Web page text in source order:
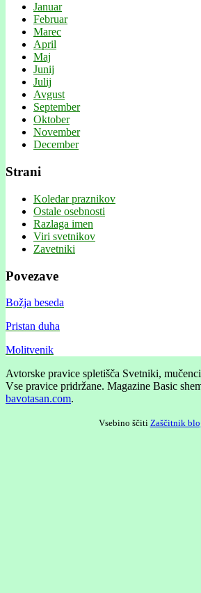
Januar
Februar
Marec
April
Maj
Junij
Julij
Avgust
September
Oktober
November
December
Strani
Koledar praznikov
Ostale osebnosti
Razlaga imen
Viri svetnikov
Zavetniki
Povezave
Božja beseda
Pristan duha
Molitvenik
Avtorske pravice spletišča Svetniki,
Vse pravice pridržane. Magazine Basic
bavotasan.com.
Vsebino ščiti Zaščitnik